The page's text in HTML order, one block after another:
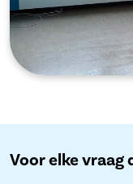
Voor elke vraag